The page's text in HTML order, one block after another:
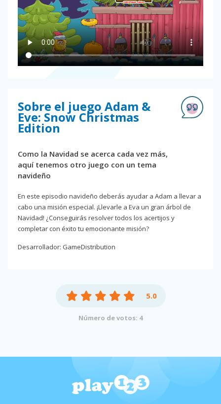
Sobre el juego Adam &
Eve: Snow Christmas
Edition
Como la Navidad se acerca cada vez más,
aquí tenemos otro juego con un tema
navideño
En este episodio navideño deberás ayudar a Adam a llevar a
cabo una misión especial. ¡Llevarle a Eva un gran árbol de
Navidad! ¿Conseguirás resolver todos los acertijos y
completar con éxito tu emocionante misión?
Desarrollador: GameDistribution
5.0
Número de votos: 4